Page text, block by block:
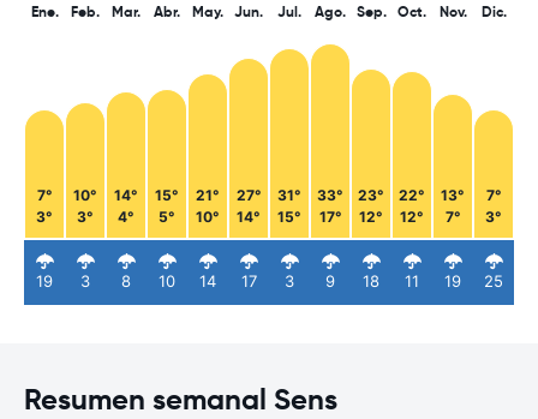
Ene.
7°
3°
19
Feb.
10°
3°
3
Mar.
14°
4°
8
Abr.
15°
5°
10
May.
21°
10°
14
Jun.
27°
14°
17
Jul.
31°
15°
3
Ago.
33°
17°
9
Sep.
23°
12°
18
Oct.
22°
12°
11
Nov.
13°
7°
19
Dic.
7°
3°
25
Resumen semanal Sens